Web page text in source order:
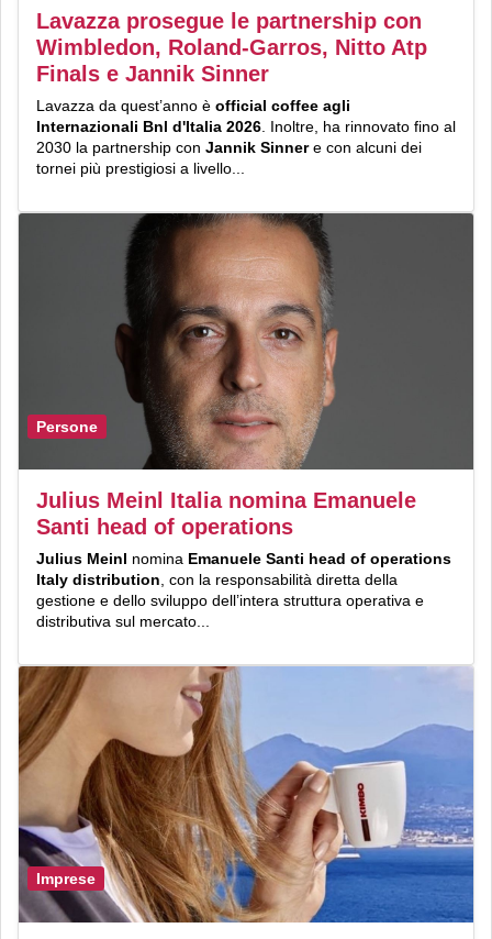
Lavazza prosegue le partnership con
Wimbledon, Roland-Garros, Nitto Atp
Finals e Jannik Sinner
Lavazza da quest’anno è official coffee agli
Internazionali Bnl d'Italia 2026. Inoltre, ha rinnovato fino al
2030 la partnership con Jannik Sinnere con alcuni dei
tornei più prestigiosi a livello...
Persone
Julius Meinl Italia nomina Emanuele
Santi head of operations
Julius Meinl nomina Emanuele Santi head of operations
Italy distribution , con la responsabilità diretta della
gestione e dello sviluppo dell’intera struttura operativa e
distributiva sul mercato...
Imprese